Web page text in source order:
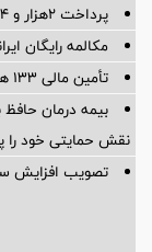
پرداخت ۲هزار و ۲۴۴ میلیارد ریال تسهیلات تکلیفی در تیرماه ۱۴۰۵
مکالمه رایگان
تأمین مالی 133 همتی در چهار ماهه نخست سال
بیمه درمان
نقش حمایتی خود را
تصویب افزایش